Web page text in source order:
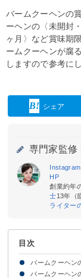
バームクーヘンの
ーヘンの〈未開封
ヶ月〉など賞味期
ームクーヘンが腐
しますので参考に
シェア
専門家監修 |
Instagram
HP
創業約年
士13年（
ライター
目次
バームクーヘン
そもそも賞味
【未開封】バ
【開封後】バ
バームクーヘン